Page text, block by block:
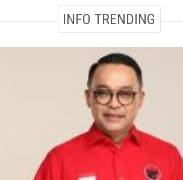
INFO TRENDING